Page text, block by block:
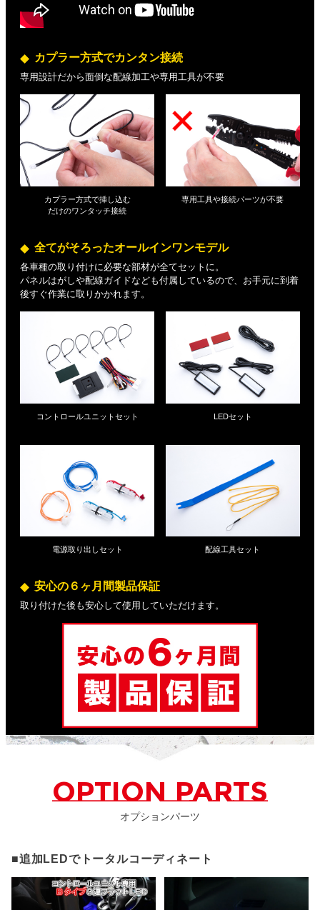
カプラー方式でカンタン接続
専用設計だから面倒な配線加工や専用工具が不要
カプラー方式で挿し込む
だけのワンタッチ接続
専用工具や接続パーツが不要
全てがそろったオールインワンモデル
各車種の取り付けに必要な部材が全てセットに。
パネルはがしや配線ガイドなども付属しているので、お手元に到着
後すぐ作業に取りかかれます。
コントロールユニットセット LEDセット
電源取り出しセット 配線工具セット
安心の６ヶ月間製品保証
取り付けた後も安心して使用していただけます。
OPTION PARTS
オプションパーツ
■追加LEDでトータルコーディネート